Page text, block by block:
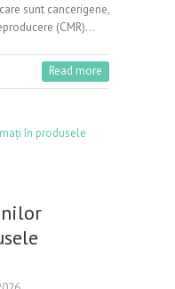
sunt cancerigene,
(CMR)…
Read more